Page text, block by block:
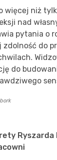
więcej niż
nad
pytania o
do
do
Ryszarda